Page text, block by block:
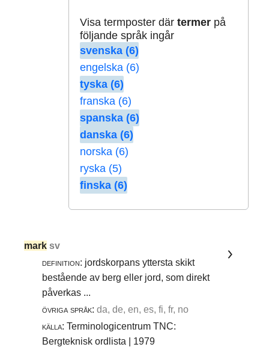
Visa termposter där termerpå
följande språk ingår
svenska (6)
engelska (6)
tyska (6)
franska (6)
spanska (6)
danska (6)
norska (6)
ryska (5)
finska (6)
mark sv
definition: jordskorpans yttersta skikt
bestående av berg eller jord, som direkt
påverkas ...
övriga språk: da, de, en, es, fi, fr, no
källa: Terminologicentrum TNC:
Bergteknisk ordlista | 1979